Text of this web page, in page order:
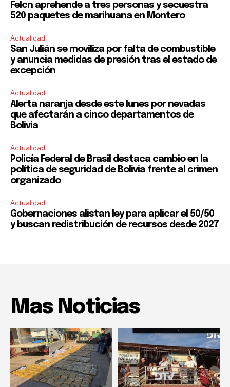
Felcn aprehende a tres personas y secuestra
520 paquetes de marihuana en Montero
Actualidad
San Julián se moviliza por falta de combustible
y anuncia medidas de presión tras el estado de
excepción
Actualidad
Alerta naranja desde este lunes por nevadas
que afectarán a cinco departamentos de
Bolivia
Actualidad
Policía Federal de Brasil destaca cambio en la
política de seguridad de Bolivia frente al crimen
organizado
Actualidad
Gobernaciones alistan ley para aplicar el 50/50
y buscan redistribución de recursos desde 2027
Mas Noticias